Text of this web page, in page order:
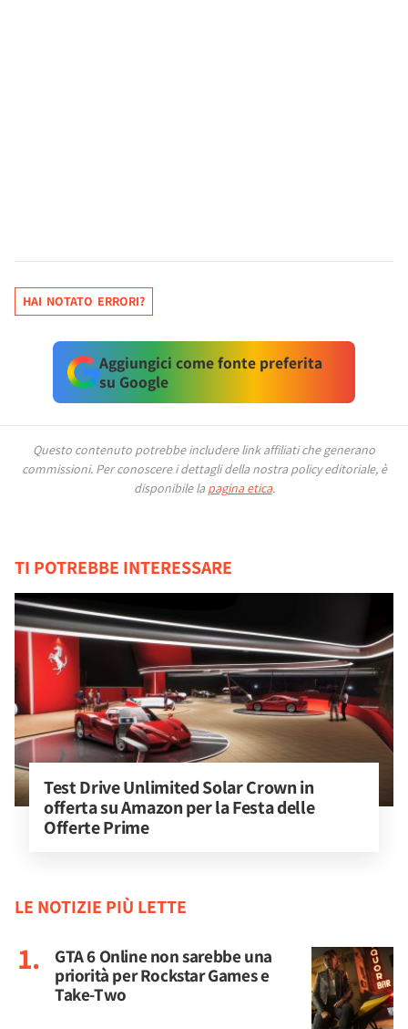
HAI NOTATO ERRORI?
Aggiungici come fonte preferita
su Google
Questo contenuto potrebbe includere link affiliati che generano
commissioni. Per conoscere i dettagli della nostra policy editoriale, è
disponibile la pagina etica.
TI POTREBBE INTERESSARE
Test Drive Unlimited Solar Crown in
offerta su Amazon per la Festa delle
Offerte Prime
LE NOTIZIE PIÙ LETTE
GTA 6 Online non sarebbe una
priorità per Rockstar Games e
Take-Two